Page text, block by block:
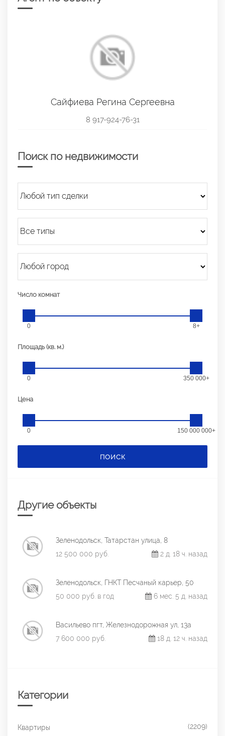
Сайфиева Регина Сергеевна
8 917-924-76-31
Поиск по недвижимости
Число комнат
0 8+
Площадь (кв. м.)
0 350 000+
Цена
0 150 000 000+
ПОИСК
Другие объекты
Зеленодольск, Татарстан улица, 8
12 500 000 руб.
2 д. 18 ч. назад
Зеленодольск, ГНКТ Песчаный карьер, 50
50 000 руб. в год
6 мес. 5 д. назад
Васильево пгт, Железнодорожная ул, 13а
7 600 000 руб.
18 д. 12 ч. назад
Категории
Квартиры (2209)